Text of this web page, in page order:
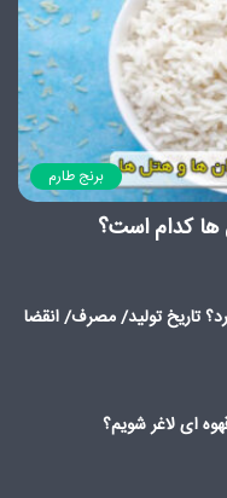
برنج طارم
ها کدام است؟
تاریخ تولید/ مصرف/ انقضا
ای لاغر شویم؟